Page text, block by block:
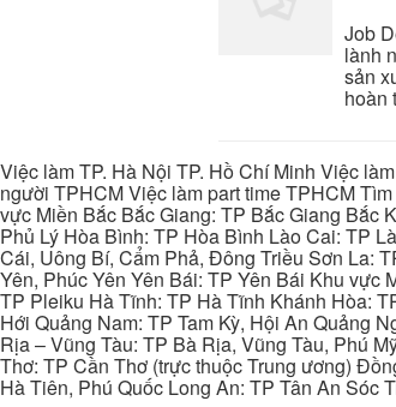
Job
lành
sản
hoàn
Việc làm TP. Hà Nội TP. Hồ Chí Minh Việc
người TPHCM Việc làm part time TPHCM
vực Miền Bắc Bắc Giang: TP Bắc Giang Bắc
Phủ Lý Hòa Bình: TP Hòa Bình Lào Cai: TP
Cái, Uông Bí, Cẩm Phả, Đông Triều Sơn La:
Yên, Phúc Yên Yên Bái: TP Yên Bái Khu
TP Pleiku Hà Tĩnh: TP Hà Tĩnh Khánh Hòa:
Hới Quảng Nam: TP Tam Kỳ, Hội An Quảng
Rịa – Vũng Tàu: TP Bà Rịa, Vũng Tàu, Phú
Thơ: TP Cần Thơ (trực thuộc Trung ương)
Hà Tiên, Phú Quốc Long An: TP Tân An Sóc